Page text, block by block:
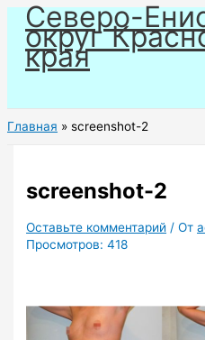
Перейти
содержимому
Северо-
округ
края
Главная screenshot-2
screenshot-2
Оставьте комментарий / От
Просмотров: 418